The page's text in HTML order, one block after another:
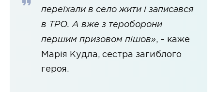
переїхали в село жити і записався
в ТРО. А вже з тероборони
першим призовом пішов», – каже
Марія Кудла, сестра загиблого
героя.